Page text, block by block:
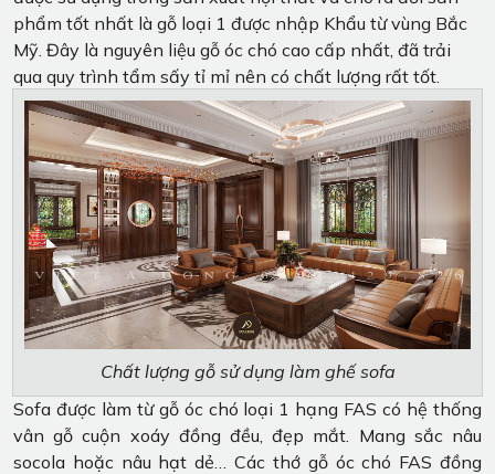
phẩm tốt nhất là gỗ loại 1 được nhập Khẩu từ vùng Bắc
Mỹ. Đây là nguyên liệu gỗ óc chó cao cấp nhất, đã trải
qua quy trình tẩm sấy tỉ mỉ nên có chất lượng rất tốt.
Chất lượng gỗ sử dụng làm ghế sofa
Sofa được làm từ gỗ óc chó loại 1 hạng FAS có hệ thống
vân gỗ cuộn xoáy đồng đều, đẹp mắt. Mang sắc nâu
socola hoặc nâu hạt dẻ… Các thớ gỗ óc chó FAS đồng